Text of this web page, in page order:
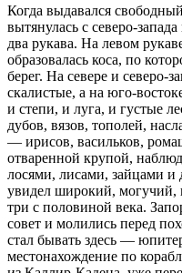
Когда выдавался
вытянулась с северо-
два рукава. На левом
образовалась коса, по
берег. На севере и северо-
скалистые, а на юго-
и степи, и луга, и густые
дубов, вязов, тополей,
— ирисов, васильков,
отваренной крупой,
лосями, лисами, зайцами
увидел широкий, могучий,
три с половиной века.
совет и молились перед
стал бывать здесь —
местонахождение по